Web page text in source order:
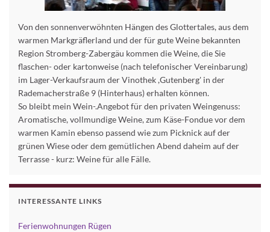
Von den sonnenverwöhnten Hängen des Glottertales, aus dem
warmen Markgräflerland und der für gute Weine bekannten
Region Stromberg-Zabergäu kommen die Weine, die Sie
flaschen- oder kartonweise (nach telefonischer Vereinbarung)
im Lager-Verkaufsraum der Vinothek ,Gutenberg' in der
Rademacherstraße 9 (Hinterhaus) erhalten können.
So bleibt mein Wein-.Angebot für den privaten Weingenuss:
Aromatische, vollmundige Weine, zum Käse-Fondue vor dem
warmen Kamin ebenso passend wie zum Picknick auf der
grünen Wiese oder dem gemütlichen Abend daheim auf der
Terrasse - kurz: Weine für alle Fälle.
INTERESSANTE LINKS
Ferienwohnungen Rügen